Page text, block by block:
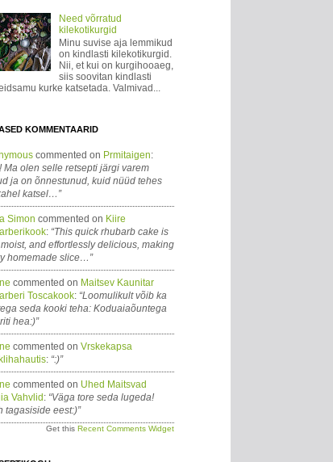
Need võrratud
kilekotikurgid
Minu suvise aja lemmikud
on kindlasti kilekotikurgid.
Nii, et kui on kurgihooaeg,
siis soovitan kindlasti
kurke katsetada. Valmivad...
KOMMENTAARID
commented on Prmitaigen:
Ma olen selle retsepti järgi varem
ja on õnnestunud, kuid nüüd tehes
katsel…”
Simon commented on Kiire
: “This quick rhubarb cake is
and effortlessly delicious, making
homemade slice…”
commented on Maitsev Kaunitar
Toscakook: “Loomulikult võib ka
seda kooki teha: Koduaiaõuntega
hea:)”
commented on Vrskekapsa
: “:)”
commented on Uhed Maitsvad
Vahvlid : “Väga tore seda lugeda!
tagasiside eest:)”
Get this Recent Comments Widget